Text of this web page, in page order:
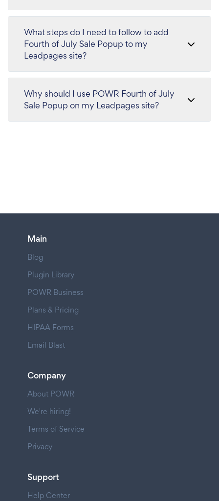
What steps do I need to follow to add
Fourth of July Sale Popup to my
Leadpages site?
Why should I use POWR Fourth of July
Sale Popup on my Leadpages site?
Main
Blog
Plugin Library
POWR Business
Plans & Pricing
HIPAA Forms
Email Blast
Company
About POWR
We're hiring!
Terms of Service
Privacy
Support
Help Center